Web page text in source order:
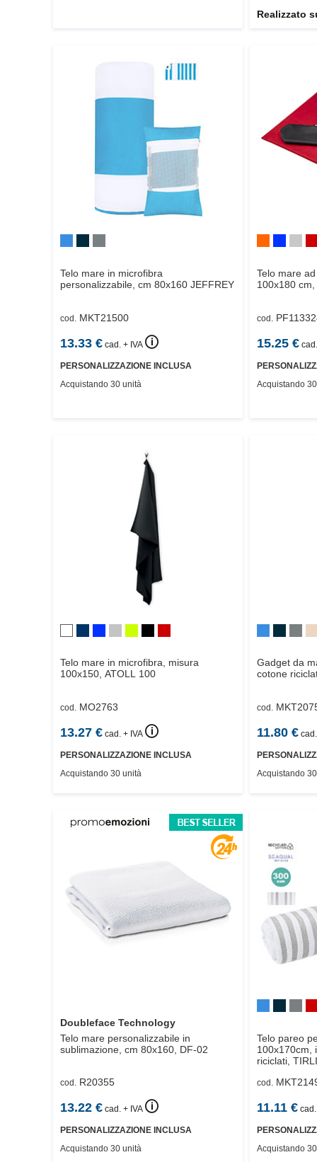
Realizzato
Telo mare in microfibra
personalizzabile, cm 80x160 JEFFREY
cod. MKT21500
13.33 € cad. + IVA 🛈
PERSONALIZZAZIONE INCLUSA
Acquistando 30 unità
Telo mare
100x180
cod.
15.25€
Acquistando
Telo mare in microfibra, misura
100x150, ATOLL 100
cod. MO2763
13.27 € cad. + IVA 🛈
PERSONALIZZAZIONE INCLUSA
Acquistando 30 unità
Gadget da
cotone
cod.
11.80€
Acquistando
Doubleface Technology
Telo mare personalizzabile in
sublimazione, cm 80x160, DF-02
cod. R20355
13.22 € cad. + IVA 🛈
PERSONALIZZAZIONE INCLUSA
Acquistando 30 unità
Telo pareo
100x170cm,
riciclati,
cod.
11.11€ cad.
Acquistando